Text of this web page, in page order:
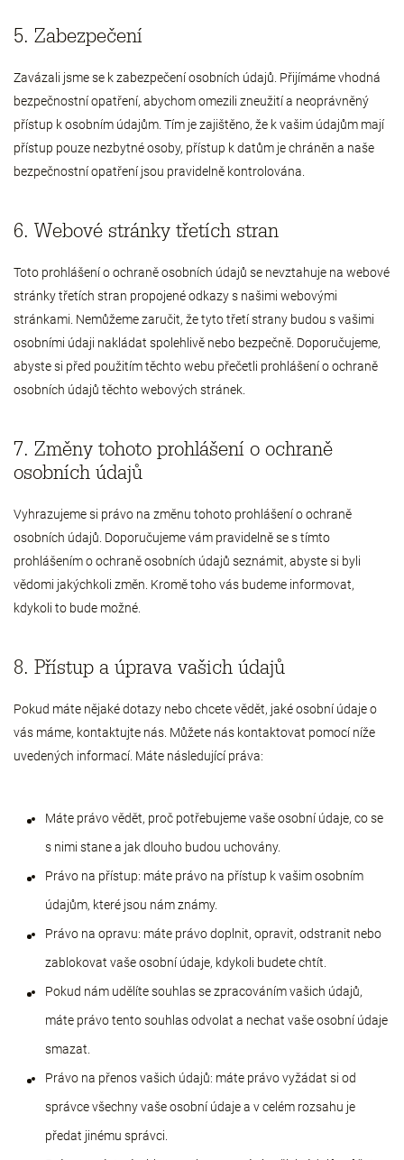
5. Zabezpečení
Zavázali jsme se k zabezpečení osobních údajů. Přijímáme vhodná
bezpečnostní opatření, abychom omezili zneužití a neoprávněný
přístup k osobním údajům. Tím je zajištěno, že k vašim údajům mají
přístup pouze nezbytné osoby, přístup k datům je chráněn a naše
bezpečnostní opatření jsou pravidelně kontrolována.
6. Webové stránky třetích stran
Toto prohlášení o ochraně osobních údajů se nevztahuje na webové
stránky třetích stran propojené odkazy s našimi webovými
stránkami. Nemůžeme zaručit, že tyto třetí strany budou s vašimi
osobními údaji nakládat spolehlivě nebo bezpečně. Doporučujeme,
abyste si před použitím těchto webu přečetli prohlášení o ochraně
osobních údajů těchto webových stránek.
7. Změny tohoto prohlášení o ochraně
osobních údajů
Vyhrazujeme si právo na změnu tohoto prohlášení o ochraně
osobních údajů. Doporučujeme vám pravidelně se s tímto
prohlášením o ochraně osobních údajů seznámit, abyste si byli
vědomi jakýchkoli změn. Kromě toho vás budeme informovat,
kdykoli to bude možné.
8. Přístup a úprava vašich údajů
Pokud máte nějaké dotazy nebo chcete vědět, jaké osobní údaje o
vás máme, kontaktujte nás. Můžete nás kontaktovat pomocí níže
uvedených informací. Máte následující práva:
Máte právo vědět, proč potřebujeme vaše osobní údaje, co se
s nimi stane a jak dlouho budou uchovány.
Právo na přístup: máte právo na přístup k vašim osobním
údajům, které jsou nám známy.
Právo na opravu: máte právo doplnit, opravit, odstranit nebo
zablokovat vaše osobní údaje, kdykoli budete chtít.
Pokud nám udělíte souhlas se zpracováním vašich údajů,
máte právo tento souhlas odvolat a nechat vaše osobní údaje
smazat.
Právo na přenos vašich údajů: máte právo vyžádat si od
správce všechny vaše osobní údaje a v celém rozsahu je
předat jinému správci.